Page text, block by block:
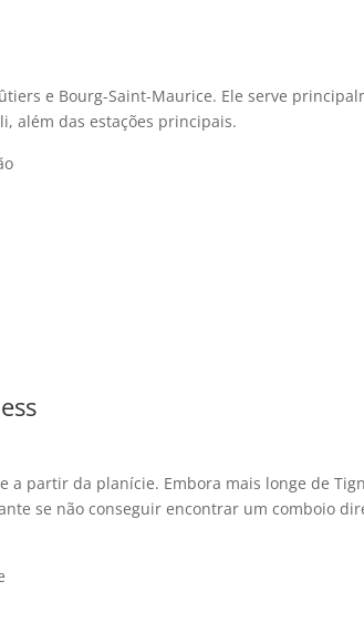
e Bourg-Saint-Maurice. Ele serve
além das estações principais.
a partir da planície. Embora mais longe de
se não conseguir encontrar um comboio